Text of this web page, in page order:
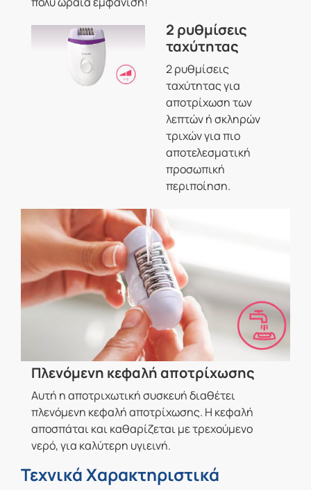
2 ρυθμίσεις
ταχύτητας
2 ρυθμίσεις
ταχύτητας για
αποτρίχωση των
λεπτών ή σκληρών
τριχών για πιο
αποτελεσματική
προσωπική
περιποίηση.
Πλενόμενη κεφαλή αποτρίχωσης
Αυτή η αποτριχωτική συσκευή διαθέτει
πλενόμενη κεφαλή αποτρίχωσης. Η κεφαλή
αποσπάται και καθαρίζεται με τρεχούμενο
νερό, για καλύτερη υγιεινή.
Τεχνικά Χαρακτηριστικά